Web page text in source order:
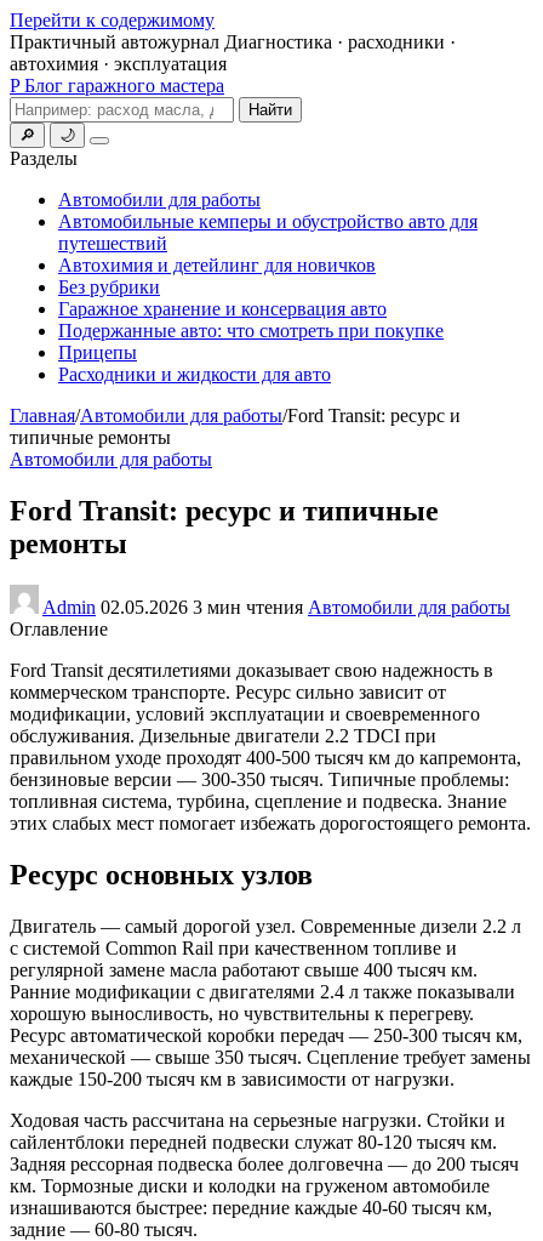
Перейти к содержимому
Практичный автожурнал Диагностика · расходники ·
автохимия · эксплуатация
P Блог гаражного мастера
Поиск
Найти
🔎
🌙
Меню
Разделы
Автомобили для работы
Автомобильные кемперы и обустройство авто для
путешествий
Автохимия и детейлинг для новичков
Без рубрики
Гаражное хранение и консервация авто
Подержанные авто: что смотреть при покупке
Прицепы
Расходники и жидкости для авто
Главная/Автомобили для работы/Ford Transit: ресурс и
типичные ремонты
Автомобили для работы
Ford Transit: ресурс и типичные
ремонты
Admin 02.05.2026 3 мин чтения Автомобили для работы
Оглавление
Ford Transit десятилетиями доказывает свою надежность в
коммерческом транспорте. Ресурс сильно зависит от
модификации, условий эксплуатации и своевременного
обслуживания. Дизельные двигатели 2.2 TDCI при
правильном уходе проходят 400-500 тысяч км до капремонта,
бензиновые версии — 300-350 тысяч. Типичные проблемы:
топливная система, турбина, сцепление и подвеска. Знание
этих слабых мест помогает избежать дорогостоящего ремонта.
Ресурс основных узлов
Двигатель — самый дорогой узел. Современные дизели 2.2 л
с системой Common Rail при качественном топливе и
регулярной замене масла работают свыше 400 тысяч км.
Ранние модификации с двигателями 2.4 л также показывали
хорошую выносливость, но чувствительны к перегреву.
Ресурс автоматической коробки передач — 250-300 тысяч км,
механической — свыше 350 тысяч. Сцепление требует замены
каждые 150-200 тысяч км в зависимости от нагрузки.
Ходовая часть рассчитана на серьезные нагрузки. Стойки и
сайлентблоки передней подвески служат 80-120 тысяч км.
Задняя рессорная подвеска более долговечна — до 200 тысяч
км. Тормозные диски и колодки на груженом автомобиле
изнашиваются быстрее: передние каждые 40-60 тысяч км,
задние — 60-80 тысяч.